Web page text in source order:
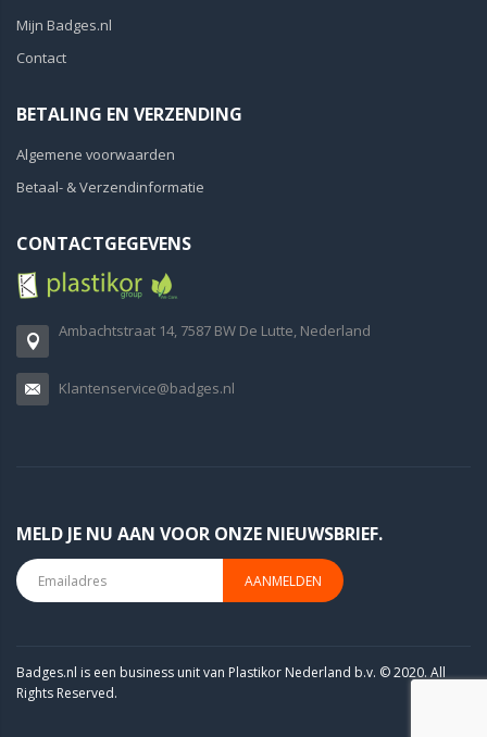
Mijn Badges.nl
Contact
BETALING EN VERZENDING
Algemene voorwaarden
Betaal- & Verzendinformatie
CONTACTGEGEVENS
Ambachtstraat 14, 7587 BW De Lutte, Nederland
Klantenservice@badges.nl
MELD JE NU AAN VOOR ONZE NIEUWSBRIEF.
AANMELDEN
Badges.nl is een business unit van Plastikor Nederland b.v. © 2020. All
Rights Reserved.